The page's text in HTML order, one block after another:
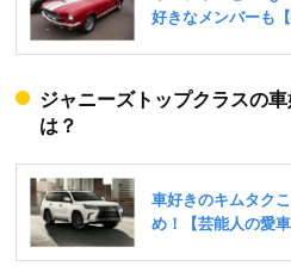
ジャニーズトップクラスの
は？